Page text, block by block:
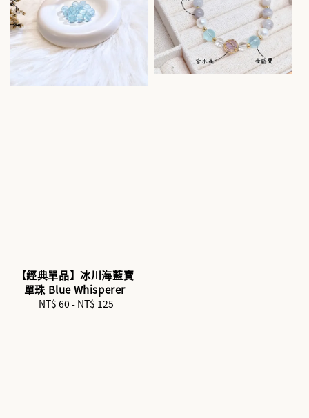
【經典單品】冰川海藍寶
單珠 Blue Whisperer
Regular
NT$ 60 - NT$ 125